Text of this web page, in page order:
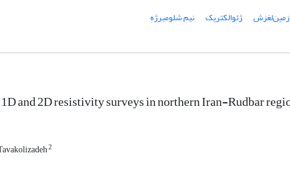
زمین‌لغزش ژئوالکتریک
نیم شلومبرژه
and 2D resistivity surveys in northern Iran-Rudbar
2